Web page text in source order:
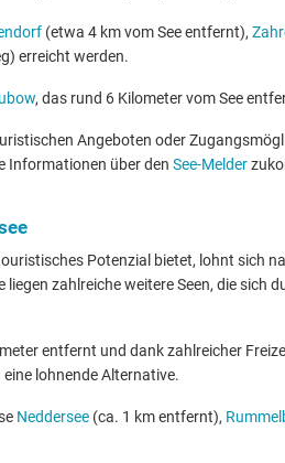
(etwa 4 km vom See entfernt),
erreicht werden.
, das rund 6 Kilometer vom See
Angeboten oder
Informationen über den See-Melder
Potenzial bietet, lohnt sich
zahlreiche weitere Seen, die sich
entfernt und dank zahlreicher
lohnende Alternative.
Neddersee (ca. 1 km entfernt),